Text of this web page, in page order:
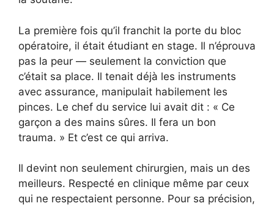
La première fois qu’il franchit la porte du bloc
opératoire, il était étudiant en stage. Il n’éprouva
pas la peur — seulement la conviction que
c’était sa place. Il tenait déjà les instruments
avec assurance, manipulait habilement les
pinces. Le chef du service lui avait dit : « Ce
garçon a des mains sûres. Il fera un bon
trauma. » Et c’est ce qui arriva.
Il devint non seulement chirurgien, mais un des
meilleurs. Respecté en clinique même par ceux
qui ne respectaient personne. Pour sa précision,